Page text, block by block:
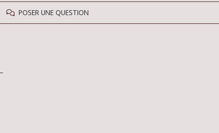
POSER UNE QUESTION